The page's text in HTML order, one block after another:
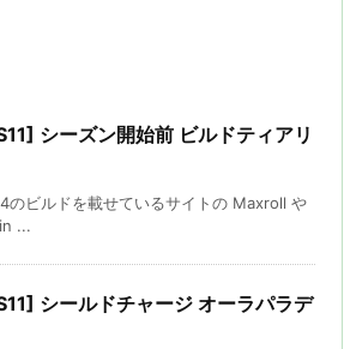
シーズン開始前 ビルドティアリ
のビルドを載せているサイトの Maxroll や
...
シールドチャージ オーラパラデ